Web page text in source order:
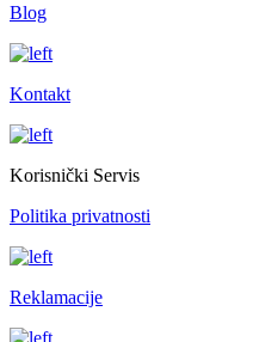
Blog
Kontakt
Korisnički Servis
Politika privatnosti
Reklamacije